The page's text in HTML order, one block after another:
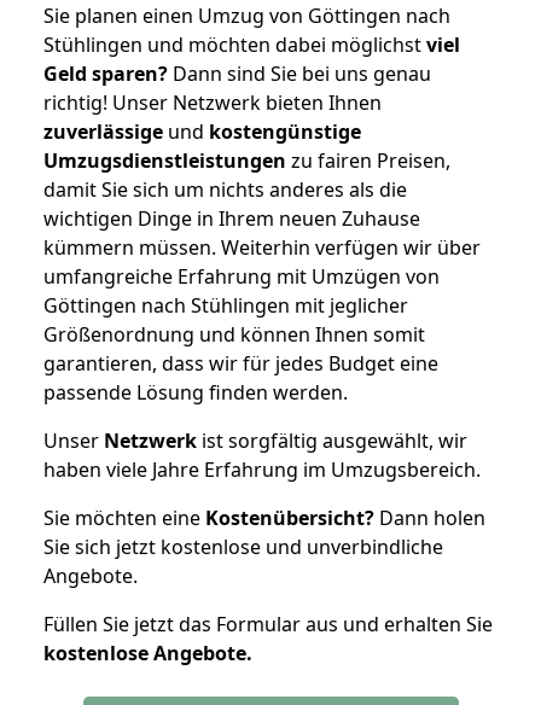
Sie planen einen Umzug von Göttingen nach
Stühlingen und möchten dabei möglichstviel
Geld sparen? Dann sind Sie bei uns genau
richtig! Unser Netzwerk bieten Ihnen
zuverlässige und kostengünstige
Umzugsdienstleistungen zu fairen Preisen,
damit Sie sich um nichts anderes als die
wichtigen Dinge in Ihrem neuen Zuhause
kümmern müssen. Weiterhin verfügen wir über
umfangreiche Erfahrung mit Umzügen von
Göttingen nach Stühlingen mit jeglicher
Größenordnung und können Ihnen somit
garantieren, dass wir für jedes Budget eine
passende Lösung finden werden.
Unser Netzwerk ist sorgfältig ausgewählt, wir
haben viele Jahre Erfahrung im Umzugsbereich.
Sie möchten eine Kostenübersicht? Dann holen
Sie sich jetzt kostenlose und unverbindliche
Angebote.
Füllen Sie jetzt das Formular aus und erhalten Sie
kostenloseAngebote.